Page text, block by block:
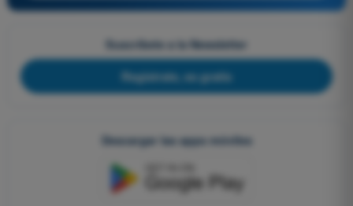
Suscríbete a la Newsletter
Regístrate, es gratis
Descargar las apps móviles